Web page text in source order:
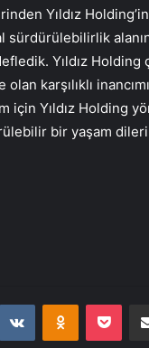
Yıldız
sürdürülebilirlik
Yıldız Holding
karşılıklı
için Yıldız Holding
bir yaşam
VKontakteOdnoklassniki